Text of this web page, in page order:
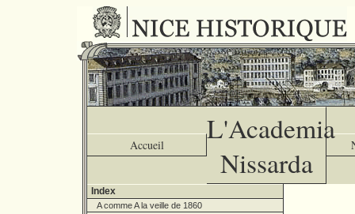
Accueil
L'Academia
Nissarda
Index
A comme A la veille de 1860